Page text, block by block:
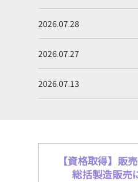
2026.07.28
2026.07.27
2026.07.13
2026.02.06
2025.07.25
【資格取得】販
総括製造販売